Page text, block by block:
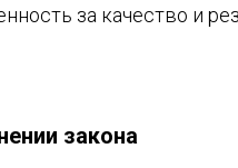
за качество и
закона